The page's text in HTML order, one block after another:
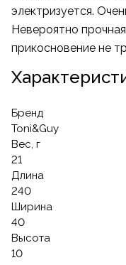
электризуется.
Невероятно
прикосновение не
Бренд
Toni&Guy
Вес, г
21
Длина
240
Ширина
40
Высота
10